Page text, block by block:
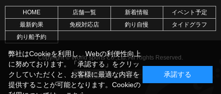
HOME 店舗一覧 新着情報
イベント予定
最新釣果
免税対応店 釣り自慢
タイドグラフ
釣り船予約
Copyright © World sports Co.,Ltd. All Rights Reserved.
弊社はCookieを利用し、Webの利便性向上
に努めております。「承認する」をクリッ
クしていただくと、お客様に最適な内容を
提供することが可能となります。Cookieの
承諾する